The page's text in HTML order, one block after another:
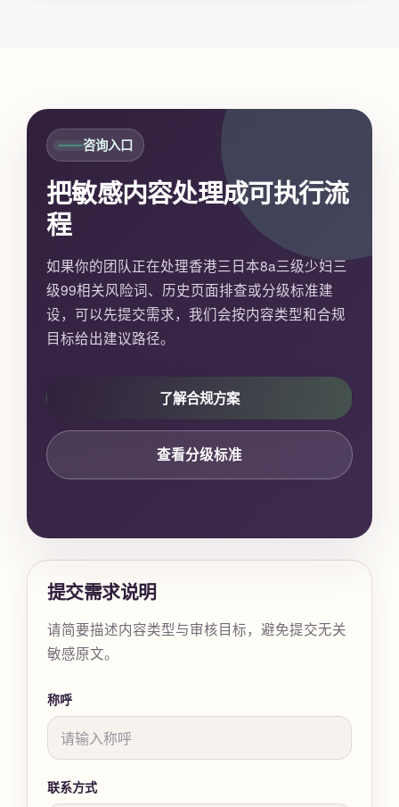
咨询入口
把敏感内容处理成可执行流
程
如果你的团队正在处理香港三日本8a三级少妇三
级99相关风险词、历史页面排查或分级标准建
设，可以先提交需求，我们会按内容类型和合规
目标给出建议路径。
了解合规方案
查看分级标准
提交需求说明
请简要描述内容类型与审核目标，避免提交无关
敏感原文。
称呼
联系方式